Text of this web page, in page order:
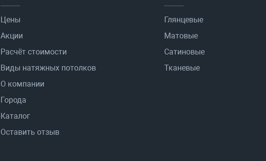
Цены
Акции
Расчёт стоимости
Виды натяжных потолков
О компании
Города
Каталог
Оставить отзыв
Глянцевые
Матовые
Сатиновые
Тканевые